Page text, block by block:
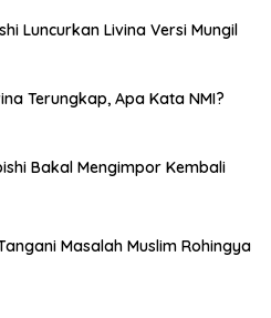
Luncurkan Livina Versi Mungil
Terungkap, Apa Kata NMI?
Bakal Mengimpor Kembali
Masalah Muslim Rohingya